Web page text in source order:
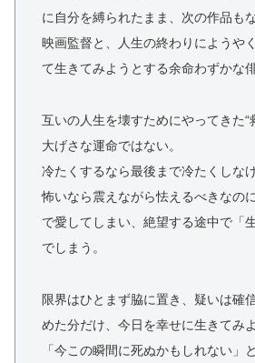
に自分を縛られたまま、次の作品も
映画監督と、人生の終わりにようや
て生きてみようとする余命わずかな
互いの人生を壊すためにやってきた“
大げさな運命ではない。
冷たくするなら最後まで冷たくしな
怖いなら震えながら怯えるべきなの
で愛してしまい、絶望する途中で「
でしまう。
限界はひとまず脇に置き、疑いは確
めた分だけ、今日を幸せに生きてみ
「今この瞬間に死ぬかもしれない」